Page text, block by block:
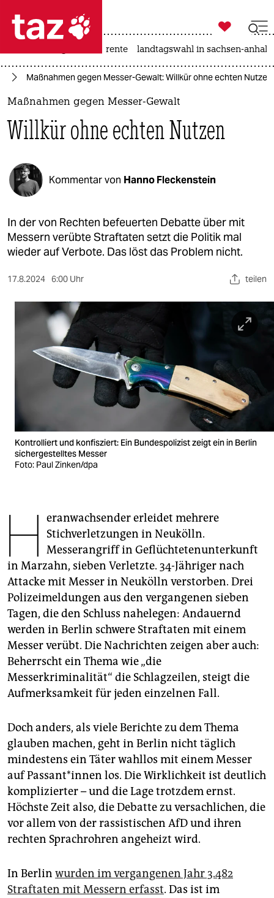
 taz zahl ich
taz zahl ich
politik
öko
gesellschaft
kultur
sport
berlin
nord
wahrheit
verlag
shop
fragen & hilfe
genossenschaft
epaper login

taz zahl ich
rente landtagswahl in sachsen-anhalt
Maßnahmen gegen Messer-Gewalt: Willkür ohne echten Nutzen
Maßnahmen gegen Messer-Gewalt
Willkür ohne echten Nutzen
Kommentar von Hanno Fleckenstein
In der von Rechten befeuerten Debatte über mit
Messern verübte Straftaten setzt die Politik mal
wieder auf Verbote. Das löst das Problem nicht.
17.8.2024 6:00 Uhr teilen
Kontrolliert und konfisziert: Ein Bundespolizist zeigt ein in Berlin
sichergestelltes Messer
Foto: Paul Zinken/dpa
H eranwachsender erleidet mehrere
Stichverletzungen in Neukölln.
Messerangriff in Geflüchtetenunterkunft
in Marzahn, sieben Verletzte. 34-Jähriger nach
Attacke mit Messer in Neukölln verstorben. Drei
Polizeimeldungen aus den vergangenen sieben
Tagen, die den Schluss nahelegen: Andauernd
werden in Berlin schwere Straftaten mit einem
Messer verübt. Die Nachrichten zeigen aber auch:
Beherrscht ein Thema wie „die
Messerkriminalität“ die Schlagzeilen, steigt die
Aufmerksamkeit für jeden einzelnen Fall.
Doch anders, als viele Berichte zu dem Thema
glauben machen, geht in Berlin nicht täglich
mindestens ein Täter wahllos mit einem Messer
auf Pas­san­t*in­nen los. Die Wirklichkeit ist deutlich
komplizierter – und die Lage trotzdem ernst.
Höchste Zeit also, die Debatte zu versachlichen, die
vor allem von der rassistischen AfD und ihren
rechten Sprachrohren angeheizt wird.
In Berlin wurden im vergangenen Jahr 3.482
Straftaten mit Messern erfasst. Das ist im